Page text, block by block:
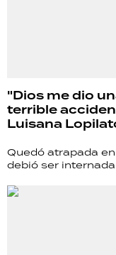
"Dios me dio
terrible
Luisana
Quedó atrapada
debió ser